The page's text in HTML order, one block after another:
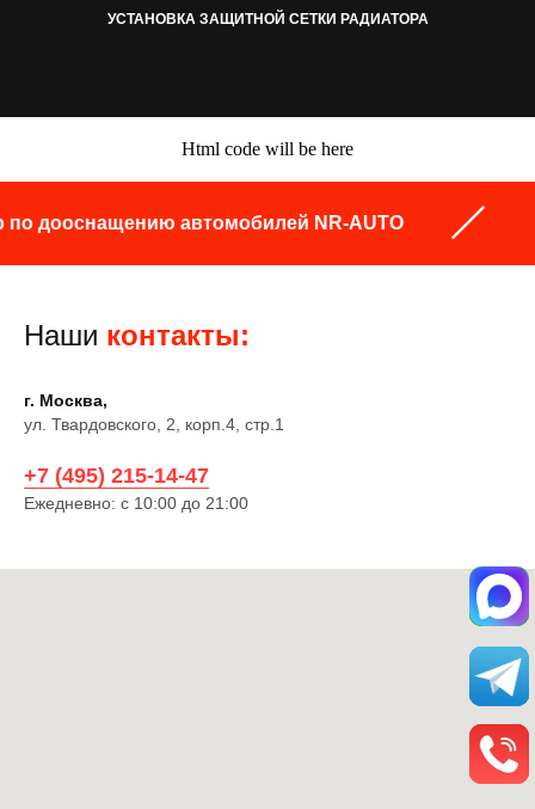
УСТАНОВКА ЗАЩИТНОЙ СЕТКИ РАДИАТОРА
Html code will be here
автомобилей NR-AUTO
Наши контакты:
г. Москва,
ул. Твардовского, 2, корп.4, стр.1
+7 (495) 215-14-47
Ежедневно: с 10:00 до 21:00